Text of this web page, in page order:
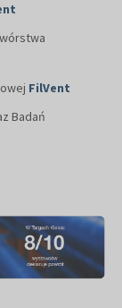
FilVent
Badań